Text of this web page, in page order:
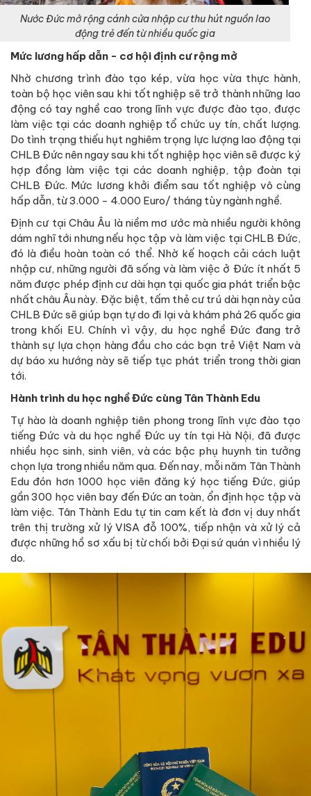
Nước Đức mở rộng cánh cửa nhập cư thu hút nguồn lao
động trẻ đến từ nhiều quốc gia
Mức lương hấp dẫn - cơ hội định cư rộng mở
Nhờ chương trình đào tạo kép, vừa học vừa thực hành,
toàn bộ học viên sau khi tốt nghiệp sẽ trở thành những lao
động có tay nghề cao trong lĩnh vực được đào tạo, được
làm việc tại các doanh nghiệp tổ chức uy tín, chất lượng.
Do tình trạng thiếu hụt nghiêm trọng lực lượng lao động tại
CHLB Đức nên ngay sau khi tốt nghiệp học viên sẽ được ký
hợp đồng làm việc tại các doanh nghiệp, tập đoàn tại
CHLB Đức. Mức lương khởi điểm sau tốt nghiệp vô cùng
hấp dẫn, từ 3.000 - 4.000 Euro/ tháng tùy ngành nghề.
Định cư tại Châu Âu là niềm mơ ước mà nhiều người không
dám nghĩ tới nhưng nếu học tập và làm việc tại CHLB Đức,
đó là điều hoàn toàn có thể. Nhờ kế hoạch cải cách luật
nhập cư, những người đã sống và làm việc ở Đức ít nhất 5
năm được phép định cư dài hạn tại quốc gia phát triển bậc
nhất châu Âu này. Đặc biệt, tấm thẻ cư trú dài hạn này của
CHLB Đức sẽ giúp bạn tự do đi lại và khám phá 26 quốc gia
trong khối EU. Chính vì vậy, du học nghề Đức đang trở
thành sự lựa chọn hàng đầu cho các bạn trẻ Việt Nam và
dự báo xu hướng này sẽ tiếp tục phát triển trong thời gian
tới.
Hành trình du học nghề Đức cùng Tân Thành Edu
Tự hào là doanh nghiệp tiên phong trong lĩnh vực đào tạo
tiếng Đức và du học nghề Đức uy tín tại Hà Nội, đã được
nhiều học sinh, sinh viên, và các bậc phụ huynh tin tưởng
chọn lựa trong nhiều năm qua. Đến nay, mỗi năm Tân Thành
Edu đón hơn 1000 học viên đăng ký học tiếng Đức, giúp
gần 300 học viên bay đến Đức an toàn, ổn định học tập và
làm việc. Tân Thành Edu tự tin cam kết là đơn vị duy nhất
trên thị trường xử lý VISA đỗ 100%, tiếp nhận và xử lý cả
được những hồ sơ xấu bị từ chối bởi Đại sứ quán vì nhiều lý
do.